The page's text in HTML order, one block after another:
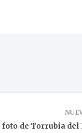
foto de Torrubia del